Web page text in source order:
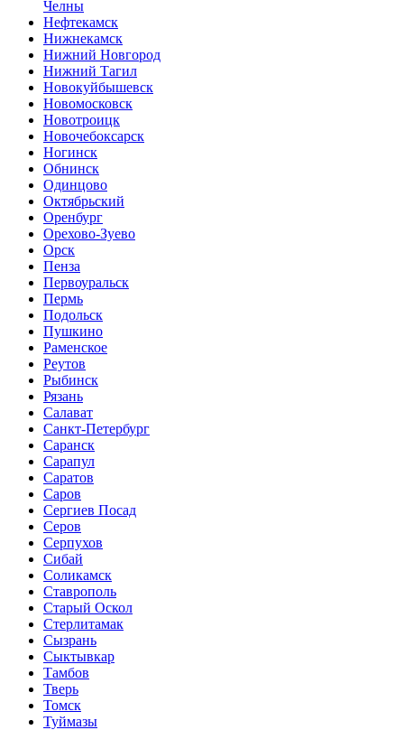
Челны
Нефтекамск
Нижнекамск
Нижний Новгород
Нижний Тагил
Новокуйбышевск
Новомосковск
Новотроицк
Новочебоксарск
Ногинск
Обнинск
Одинцово
Октябрьский
Оренбург
Орехово-Зуево
Орск
Пенза
Первоуральск
Пермь
Подольск
Пушкино
Раменское
Реутов
Рыбинск
Рязань
Салават
Санкт-Петербург
Саранск
Сарапул
Саратов
Саров
Сергиев Посад
Серов
Серпухов
Сибай
Соликамск
Ставрополь
Старый Оскол
Стерлитамак
Сызрань
Сыктывкар
Тамбов
Тверь
Томск
Туймазы